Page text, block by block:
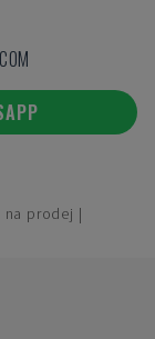
na prodej |